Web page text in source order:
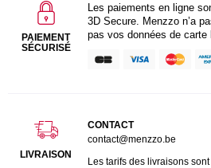
PAIEMENT
SÉCURISÉ
Les paiements en ligne
3D Secure. Menzzo n’a
pas vos données de carte
LIVRAISON
CONTACT
contact@menzzo.be
Les tarifs des livraisons